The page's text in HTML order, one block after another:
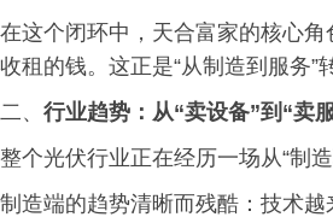
在这个闭环中，天合富家的核心
收租的钱。这正是“从制造到服务
二、 行业趋势：从“卖设备”到“卖
整个光伏行业正在经历一场从“制
制造端的趋势清晰而残酷：技术